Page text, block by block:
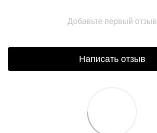
Добавьте первый отзыв
Написать отзыв